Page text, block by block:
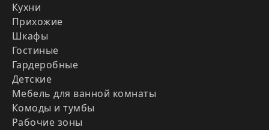
Кухни
Прихожие
Шкафы
Гостиные
Гардеробные
Детские
Мебель для ванной комнаты
Комоды и тумбы
Рабочие зоны